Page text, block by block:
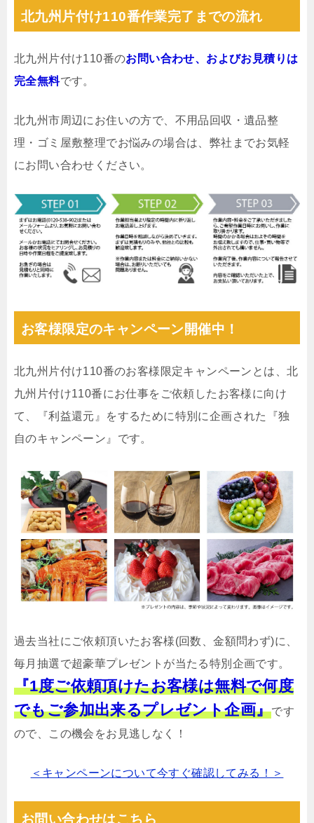
北九州片付け110番作業完了までの流れ
北九州片付け110番のお問い合わせ、およびお見積りは
完全無料です。
北九州市周辺にお住いの方で、不用品回収・遺品整
理・ゴミ屋敷整理でお悩みの場合は、弊社までお気軽
にお問い合わせください。
お客様限定のキャンペーン開催中！
北九州片付け110番のお客様限定キャンペーンとは、北
九州片付け110番にお仕事をご依頼したお客様に向け
て、『利益還元』をするために特別に企画された『独
自のキャンペーン』です。
過去当社にご依頼頂いたお客様(回数、金額問わず)に、
毎月抽選で超豪華プレゼントが当たる特別企画です。
『1度ご依頼頂けたお客様は無料で何度
でもご参加出来るプレゼント企画』です
ので、この機会をお見逃しなく！
＜キャンペーンについて今すぐ確認してみる！＞
お問い合わせはこちら